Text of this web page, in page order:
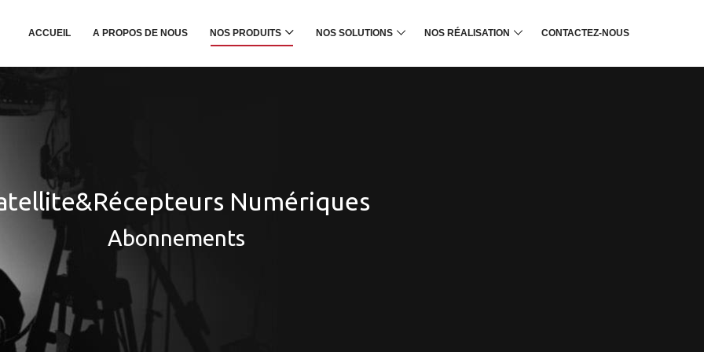
ACCUEIL A PROPOS DE NOUS NOS PRODUITS NOS SOLUTIONS NOS RÉALISATION CONTACTEZ-NOUS
Numériques
Abonnements